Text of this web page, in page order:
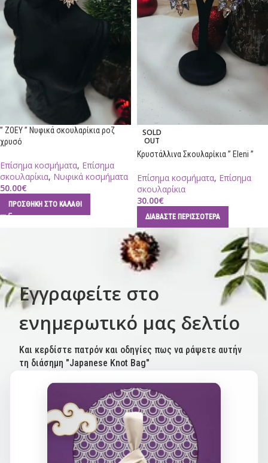
” ZOEY ” Νυφικά σκουλαρίκια ροζ
χρυσό
Επίσημα κοσμήματα, Επίσημα
σκουλαρίκια, Νυφικά κοσμήματα
50.00€
ΠΡΟΣΘΉΚΗ ΣΤΟ ΚΑΛΆΘΙ
SOLD
OUT
Κρυστάλλινα Σκουλαρίκια ” Eleni ”
Επίσημα κοσμήματα, Επίσημα
σκουλαρίκια
30.00€
ΔΙΑΒΆΣΤΕ ΠΕΡΙΣΣΌΤΕΡΑ
Εγγραφείτε στο
ενημερωτικό μας δελτίο
Και κερδίστε πατρόν και οδηγίες πως να ράψετε αυτήν
τη διάσημη "Japanese Knot Bag"